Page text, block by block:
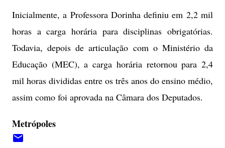
Inicialmente, a Professora Dorinha definiu em 2,2 mil
horas a carga horária para disciplinas obrigatórias.
Todavia, depois de articulação com o Ministério da
Educação (MEC), a carga horária retornou para 2,4
mil horas divididas entre os três anos do ensino médio,
assim como foi aprovada na Câmara dos Deputados.
Metrópoles